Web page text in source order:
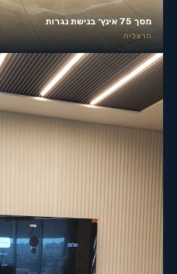
מסך 75 אינץ׳ בנישת נגרות
הרצליה